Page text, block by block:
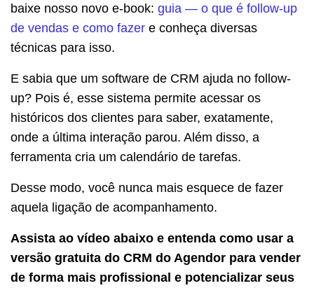
baixe nosso novo e-book: guia — o que é follow-up
de vendas e como fazer e conheça diversas
técnicas para isso.
E sabia que um software de CRM ajuda no follow-
up? Pois é, esse sistema permite acessar os
históricos dos clientes para saber, exatamente,
onde a última interação parou. Além disso, a
ferramenta cria um calendário de tarefas.
Desse modo, você nunca mais esquece de fazer
aquela ligação de acompanhamento.
Assista ao vídeo abaixo e entenda como usar a
versão gratuita do CRM do Agendor para vender
de forma mais profissional e potencializar seus